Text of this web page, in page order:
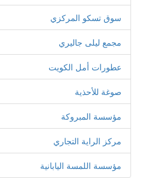
سوق تسكو المركزي
مجمع ليلى جاليري
عطورات أمل الكويت
صوغة للأحذية
مؤسسة المبروكة
مركز الراية التجاري
مؤسسة اللمسة اليابانية